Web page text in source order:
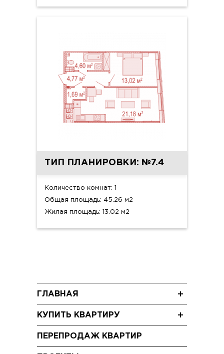
ТИП ПЛАНИРОВКИ: №7.4
Количество комнат: 1
Общая площадь: 45.26 м2
Жилая площадь: 13.02 м2
ГЛАВНАЯ
Акции
Видео
КУПИТЬ КВАРТИРУ
ПЕРЕПРОДАЖ КВАРТИР